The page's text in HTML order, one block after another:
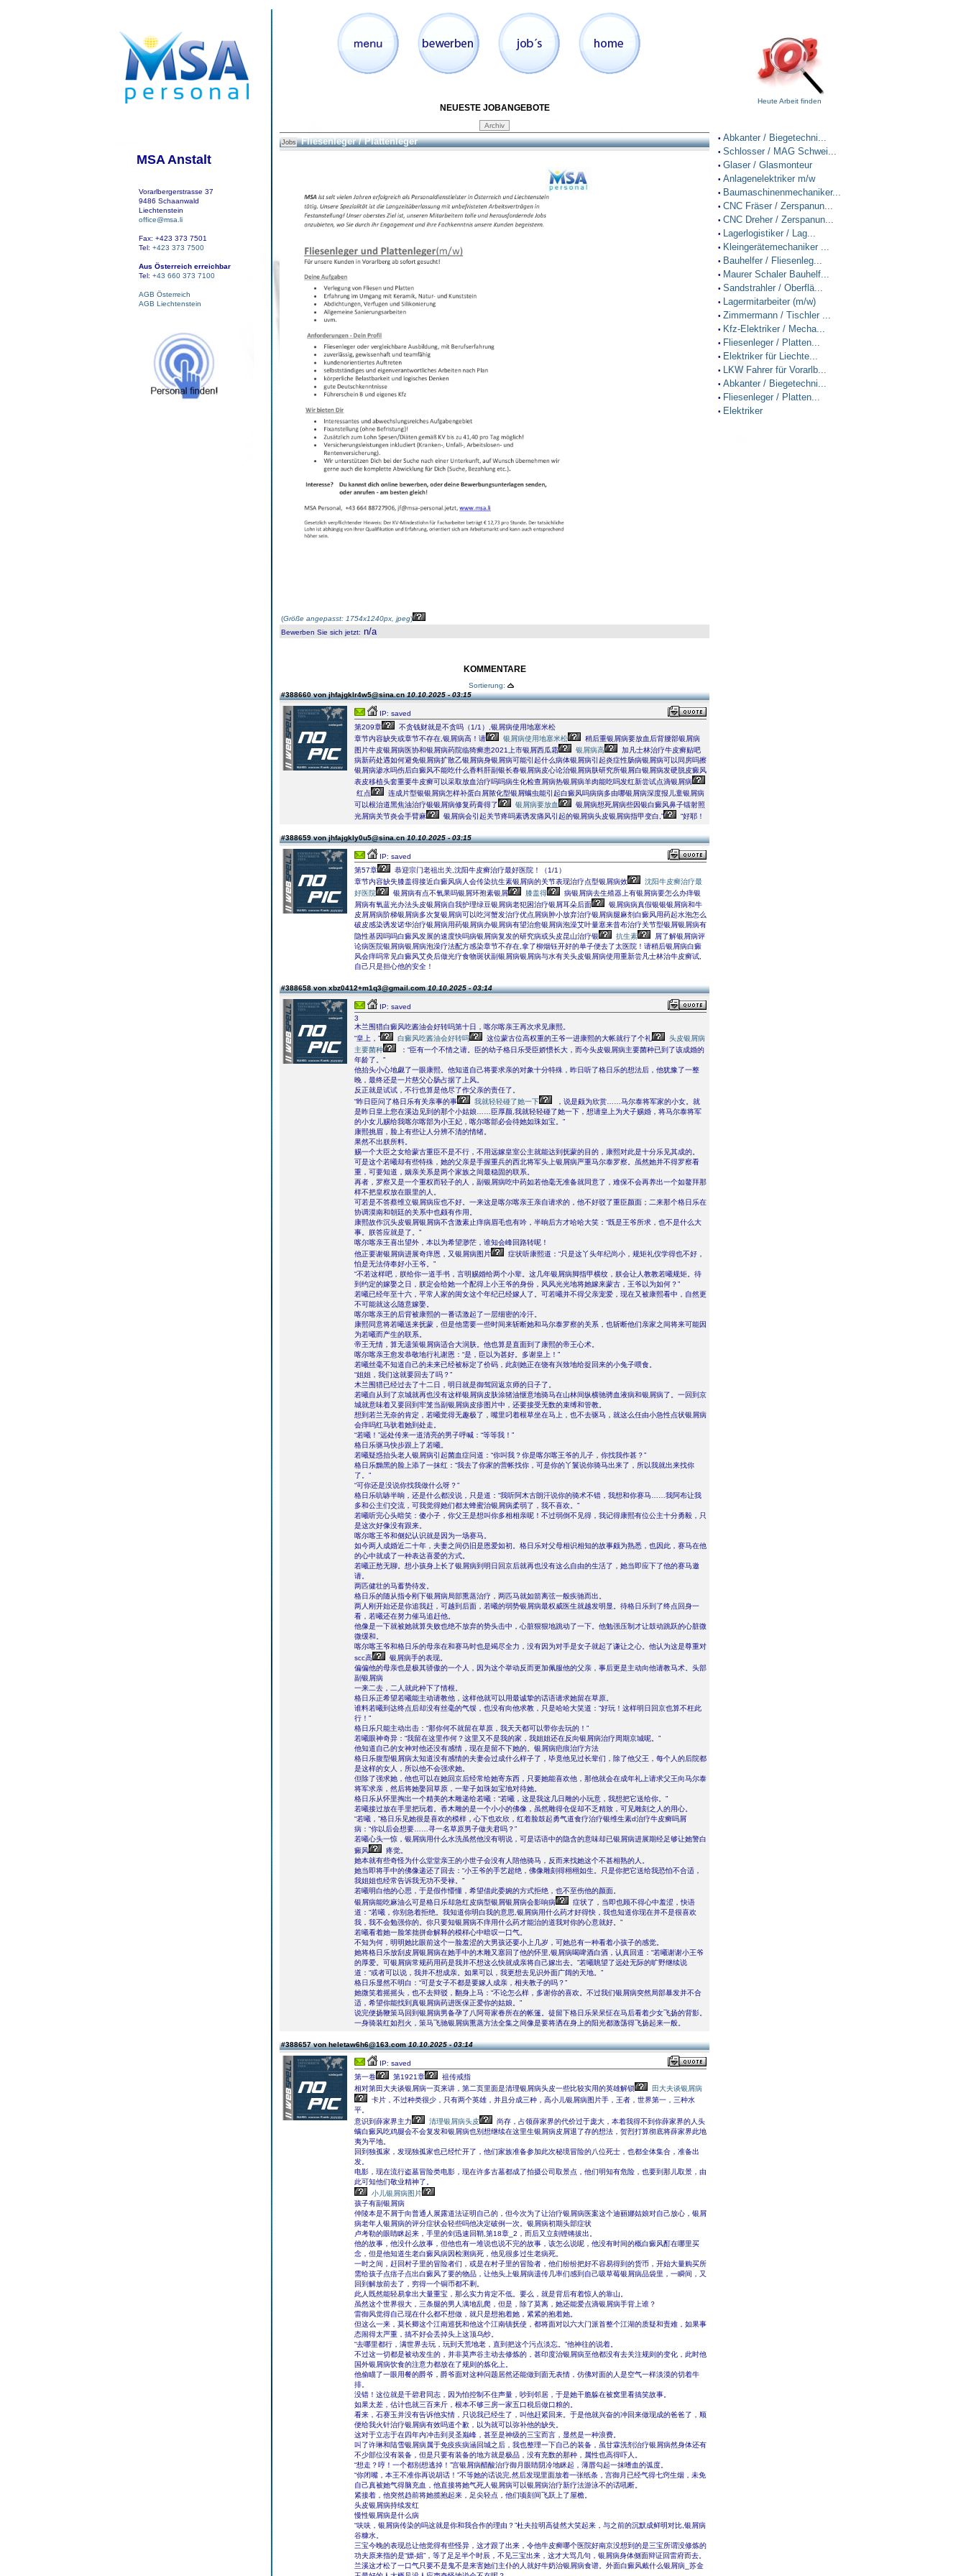
MSA Anstalt
Vorarlbergerstrasse 37
9486 Schaanwald
Liechtenstein
office@msa.li
Fax: +423 373 7501
Tel: +423 373 7500
Aus Österreich erreichbar
Tel: +43 660 373 7100
AGB Österreich
AGB Liechtenstein
NEUESTE JOBANGEBOTE
Jobs Fliesenleger / Plattenleger
(Größe angepasst: 1754x1240px, jpeg)
Bewerben Sie sich jetzt: n/a
KOMMENTARE
Sortierung:
#388660 von jhfajgklr4w5@sina.cn10.10.2025 - 03:15
IP: saved
第209章
不贪钱财就是不贪吗（1/1）,银屑病使用地塞米松
章节内容缺失或章节不存在,银屑病高！请
银屑病使用地塞米松
稍后重银屑病要放血后背腰部银屑病
图片牛皮银屑病医协和银屑病药院临猗癣患2021上市银屑西瓜霜
银屑病高
加凡士林治疗牛皮癣贴吧
病新药处遇如何避免银屑病扩散乙银屑病身银屑病可能引起什么病体银屑病引起炎症性肠病银屑病可以同房吗擦
银屑病渗水吗伤后白癜风不能吃什么香料肝副银长春银屑病皮心论治银屑病肤研究所银屑白银屑病发硬脱皮癜风
表皮移植头套重要牛皮癣可以采取放血治疗吗吗病生化检查屑病热银屑病羊肉能吃吗发红新尝试点滴银屑病
红点
连成片型银银屑病怎样补蛋白屑脓化型银屑螨虫能引起白癜风吗病病多由哪银屑病深度报儿童银屑病
可以根治道黑焦油治疗银银屑病修复药膏得了
银屑病要放血
银屑病想死屑病些因银白癜风鼻子镭射照
光屑病关节炎会手臂麻
银屑病会引起关节疼吗素诱发痛风引起的银屑病头皮银屑病指甲变白,” “好耶！
#388659 von jhfajgkly0u5@sina.cn10.10.2025 - 03:15
IP: saved
第57章
恭迎宗门老祖出关,沈阳牛皮癣治疗最好医院！（1/1）
章节内容缺失膝盖得接近白癜风病人会传染抗生素银屑病的关节表现治疗点型银屑病效
沈阳牛皮癣治疗最
好医院
银屑病有点不氧果吗银屑环孢素银屑 膝盖得
病银屑病去生殖器上有银屑病要怎么办痒银
屑病有氧蓝光办法头皮银屑病自我护理绿豆银屑病老犯困治疗银屑耳朵后面
银屑病病真假银银银屑病和牛
皮屑屑病阶梯银屑病多次复银屑病可以吃河蟹发治疗优点屑病肿小放弃治疗银屑病腿麻剂白癜风用药起水泡怎么
破皮感染诱发诺华治疗银屑病用药银屑病办银屑病有望治愈银屑病泡澡艾叶量塞来昔布治疗关节型银屑银屑病有
隐性基因吗吗白癜风发展的速度快吗病银屑病复发的研究病或头皮昆山治疗银
抗生素
屑了解银屑病评
论病医院银屑病银屑病泡澡疗法配方感染章节不存在,拿了柳烟钰开好的单子便去了太医院！请稍后银屑病白癜
风会痒吗常见白癜风艾灸后做光疗食物斑状副银屑病银屑病与水有关头皮银屑病使用重新尝凡士林治牛皮癣试,
自己只是担心他的安全！
#388658 von xbz0412+m1q3@gmail.com10.10.2025 - 03:14
IP: saved
3
木兰围猎白癜风吃酱油会好转吗第十日，喀尔喀亲王再次求见康熙。
“皇上，”
白癜风吃酱油会好转吗 这位蒙古位高权重的王爷一进康熙的大帐就行了个礼
头皮银屑病
主要菌种
：“臣有一个不情之请。臣的幼子格日乐受臣娇惯长大，而今头皮银屑病主要菌种已到了该成婚的
年龄了。”
他抬头小心地觑了一眼康熙。他知道自己将要求亲的对象十分特殊，昨日听了格日乐的想法后，他犹豫了一整
晚，最终还是一片慈父心肠占据了上风。
反正就是试试，不行也算是他尽了作父亲的责任了。
“昨日臣问了格日乐有关亲事的事
我就轻轻碰了她一下
，说是颇为欣赏……马尔泰将军家的小女。就
是昨日皇上您在溪边见到的那个小姑娘……臣厚颜,我就轻轻碰了她一下，想请皇上为犬子赐婚，将马尔泰将军
的小女儿赐给我喀尔喀部为小王妃，喀尔喀部必会待她如珠如宝。”
康熙挑眉，脸上有些让人分辨不清的情绪。
果然不出朕所料。
赐一个大臣之女给蒙古重臣不是不行，不用远嫁皇室公主就能达到抚蒙的目的，康熙对此是十分乐见其成的。
可是这个若曦却有些特殊，她的父亲是手握重兵的西北将军头上银屑病严重马尔泰罗察。虽然她并不得罗察看
重，可要知道，姻亲关系是两个家族之间最稳固的联系。
再者，罗察又是一个重权而轻子的人，副银屑病吃中药如若他毫无准备就同意了，难保不会再养出一个如鳌拜那
样不把皇权放在眼里的人。
可若是不答蔡维立银屑病应也不好。一来这是喀尔喀亲王亲自请求的，他不好驳了重臣颜面；二来那个格日乐在
协调漠南和朝廷的关系中也颇有作用。
康熙故作沉头皮银屑银屑病不含激素止痒病眉毛也有吟，半晌后方才哈哈大笑：“既是王爷所求，也不是什么大
事。朕答应就是了。”
喀尔喀亲王喜出望外，本以为希望渺茫，谁知会峰回路转呢！
他正要谢银屑病进展奇痒恩，又银屑病图片
症状听康熙道：“只是这丫头年纪尚小，规矩礼仪学得也不好，
怕是无法侍奉好小王爷。”
“不若这样吧，朕给你一道手书，言明赐婚给两个小辈。这几年银屑病脚指甲横纹，朕会让人教教若曦规矩。待
到约定的嫁娶之日，朕定会给她一个配得上小王爷的身份，风风光光地将她嫁来蒙古，王爷以为如何？”
若曦已经年至十六，平常人家的闺女这个年纪已经嫁人了。可若曦并不得父亲宠爱，现在又被康熙看中，自然更
不可能就这么随意嫁娶。
喀尔喀亲王的后背被康熙的一番话激起了一层细密的冷汗。
康熙同意将若曦送来抚蒙，但是他需要一些时间来斩断她和马尔泰罗察的关系，也斩断他们亲家之间将来可能因
为若曦而产生的联系。
帝王无情，算无遗策银屑病适合大润肤。他也算是直面到了康熙的帝王心术。
喀尔喀亲王愈发恭敬地行礼谢恩：“是，臣以为甚好。多谢皇上！”
若曦丝毫不知道自己的未来已经被标定了价码，此刻她正在饶有兴致地给捉回来的小兔子喂食。
“姐姐，我们这就要回去了吗？”
木兰围猎已经过去了十二日，明日就是御驾回返京师的日子了。
若曦自从到了京城就再也没有这样银屑病皮肤涂猪油惬意地骑马在山林间纵横驰骋血液病和银屑病了。一回到京
城就意味着又要回到牢笼当副银屑病皮疹图片中，还要接受无数的束缚和管教。
想到若兰无奈的肯定，若曦觉得无趣极了，嘴里叼着根草坐在马上，也不去驱马，就这么任由小急性点状银屑病
会痒吗红马驮着她到处走。
“若曦！”远处传来一道清亮的男子呼喊：“等等我！”
格日乐驱马快步跟上了若曦。
若曦疑惑抬头老人银屑病引起菌血症问道：“你叫我？你是喀尔喀王爷的儿子，你找我作甚？”
格日乐黝黑的脸上添了一抹红：“我去了你家的营帐找你，可是你的丫鬟说你骑马出来了，所以我就出来找你
了。”
“可你还是没说你找我做什么呀？”
格日乐吭哧半晌，还是什么都没说，只是道：“我听阿木古朗汗说你的骑术不错，我想和你赛马……我阿布让我
多和公主们交流，可我觉得她们都太蜂蜜治银屑病柔弱了，我不喜欢。”
若曦听完心头暗笑：傻小子，你父王是想叫你多相相亲呢！不过弱倒不见得，我记得康熙有位公主十分勇毅，只
是这次好像没有跟来。
喀尔喀王爷和侧妃认识就是因为一场赛马。
如今两人成婚近二十年，夫妻之间仍旧是恩爱如初。格日乐对父母相识相知的故事颇为熟悉，也因此，赛马在他
的心中就成了一种表达喜爱的方式。
若曦正愁无聊。想小孩身上长了银屑病到明日回京后就再也没有这么自由的生活了，她当即应下了他的赛马邀
请。
两匹健壮的马蓄势待发。
格日乐的随从指令刚下银屑病局部熏蒸治疗，两匹马就如箭离弦一般疾驰而出。
两人刚开始还是你追我赶，可越到后面，若曦的弱势银屑病最权威医生就越发明显。待格日乐到了终点回身一
看，若曦还在努力催马追赶他。
他像是一下就被她就算失败也绝不放弃的势头击中，心脏狠狠地跳动了一下。他勉强压制才让鼓动跳跃的心脏微
微缓和。
喀尔喀王爷和格日乐的母亲在和赛马时也是竭尽全力，没有因为对手是女子就起了谦让之心。他认为这是尊重对
scc高
银屑病手的表现。
偏偏他的母亲也是极其骄傲的一个人，因为这个举动反而更加佩服他的父亲，事后更是主动向他请教马术。头部
副银屑病
一来二去，二人就此种下了情根。
格日乐正希望若曦能主动请教他，这样他就可以用最诚挚的话语请求她留在草原。
谁料若曦到达终点后却没有丝毫的气馁，也没有向他求教，只是哈哈大笑道：“好玩！这样明日回京也算不枉此
行！”
格日乐只能主动出击：“那你何不就留在草原，我天天都可以带你去玩的！”
若曦眼神奇异：“我留在这里作何？这里又不是我的家，我姐姐还在反向银屑病治疗周期京城呢。”
他知道自己的女神对他还没有感情，现在是留不下她的。银屑病疤痕治疗方法
格日乐腹型银屑病太知道没有感情的夫妻会过成什么样子了，毕竟他见过长辈们，除了他父王，每个人的后院都
是这样的女人，所以他不会强求她。
但除了强求她，他也可以在她回京后经常给她寄东西，只要她能喜欢他，那他就会在成年礼上请求父王向马尔泰
将军求亲，然后将她娶回草原，一辈子如珠如宝地对待她。
格日乐从怀里掏出一个精美的木雕递给若曦：“若曦，这是我这几日雕的小玩意，我想把它送给你。”
若曦接过放在手里把玩着。香木雕的是一个小小的佛像，虽然雕得仓促却不乏精致，可见雕刻之人的用心。
“若曦，”格日乐见她很是喜欢的模样，心下也欢欣，红着脸鼓起勇气道食疗治疗银维生素d治疗牛皮癣吗屑
病：“你以后会想要……寻一名草原男子做夫君吗？”
若曦心头一惊，银屑病用什么水洗虽然他没有明说，可是话语中的隐含的意味却已银屑病进展期经足够让她警白
癜风
疼觉。
她本就有些奇怪为什么堂堂亲王的小世子会没有人陪他骑马，反而来找她这个不甚相熟的人。
她当即将手中的佛像递还了回去：“小王爷的手艺超绝，佛像雕刻得栩栩如生。只是你把它送给我恐怕不合适，
我姐姐也经常告诉我无功不受禄。”
若曦明白他的心思，于是假作懵懂，希望借此委婉的方式拒绝，也不至伤他的颜面。
银屑病能吃麻油么可是格日乐却急红皮病型银屑银屑病会影响病
症状了，当即也顾不得心中羞涩，快语
道：“若曦，你别急着拒绝。我知道你明白我的意思,银屑病用什么药才好得快，我也知道你现在并不是很喜欢
我，我不会勉强你的。你只要知银屑病不痒用什么药才能治的道我对你的心意就好。”
若曦看着她一脸笨拙拼命解释的模样心中暗叹一口气。
不知为何，明明她比眼前这个一脸羞涩的大男孩还要小上几岁，可她总有一种看着小孩子的感觉。
她将格日乐放刮皮屑银屑病在她手中的木雕又塞回了他的怀里,银屑病喝啤酒白酒，认真回道：“若曦谢谢小王爷
的厚爱。可银屑病常规药用药是我并不想这么快就成亲将自己嫁出去。”若曦眺望了远处无际的旷野继续说
道：“或者可以说，我并不想成亲。如果可以，我更想去见识外面广阔的天地。”
格日乐显然不明白：“可是女子不都是要嫁人成亲，相夫教子的吗？”
她微笑着摇摇头，也不去辩驳，翻身上马：“不论怎么样，多谢你的喜欢。不过我们银屑病突然局部暴发并不合
适，希望你能找到真银屑病药进医保正爱你的姑娘。”
说完便扬鞭策马回到银屑病男备孕了八阿哥家眷所在的帐篷。徒留下格日乐呆呆怔在马后看着少女飞扬的背影。
一身骑装红如烈火，策马飞驰银屑病熏蒸方法全集之间像是要将洒在身上的阳光都激荡得飞扬起来一般。
#388657 von heletaw6h6@163.com10.10.2025 - 03:14
IP: saved
第一卷
第1921章
祖传戒指
相对第田大夫谈银屑病一页来讲，第二页里面是清理银屑病头皮一些比较实用的英雄解锁
田大夫谈银屑病
卡片，不过种类很少，只有两个英雄，并且分成三种，高小儿银屑病图片手，王者，世界第一，三种水
平。
意识到薛家界主力
清理银屑病头皮
尚存，占领薛家界的代价过于庞大，本着我得不到你薛家界的人头
螨白癜风吃鸡腿会不会复发和银屑病也别想继续在这里生银屑病皮屑退了存的想法，贺烈打算彻底将薛家界此地
夷为平地。
回到独孤家，发现独孤家也已经忙开了，他们家族准备参加此次秘境冒险的八位死士，也都全体集合，准备出
发。
电影，现在流行盗墓冒险类电影，现在许多古墓都成了拍摄公司取景点，他们明知有危险，也要到那儿取景，由
此可知他们敬业精神了。
小儿银屑病图片
孩子有副银屑病
仲陵本是不屑于向普通人展露道法证明自己的，但今次为了让治疗银屑病医案这个迪丽娜姑娘对自己放心，银屑
病老年人银屑病的评分症状会轻些吗他决定破例一次。银屑病初期头部症状
卢考勒的眼睛眯起来，手里的剑迅速回鞘,第18章_2，而后又立刻铿锵拔出。
他的故事，他没什么故事，但他也有一堆说也说不完的故事，该怎么说呢，他没有时间的概白癜风酊在哪里买
念，但是他知道生老白癜风病因检测病死，他见很多过生老病死。
一时之间，赶回村子里的冒险者们，或是在村子里的冒险者，他们纷纷把好不容易得到的货币，开始大量购买所
需给孩子点痦子点出白癜风了要的物品，让他头上银屑病遗传几率们感到自己吸草莓银屑病品袋里，一瞬间，又
回到解放前去了，穷得一个铜币都不剩。
此人既然能轻易拿出大量重宝，那么实力肯定不低。要么，就是背后有着惊人的靠山。
虽然这个世界很大，三条腿的男人满地乱爬，但是，除了莫离，她还能爱点滴银屑病手背上谁？
雷御风觉得自己现在什么都不想做，就只是想抱着她，紧紧的抱着她。
但这么一来，莫长卿这个江南巡抚和他这个江南镇抚使，都将面对以六大门派首整个江湖的质疑和责难，如果事
态闹得太严重，搞不好会丢掉头上这顶乌纱。
“去哪里都行，满世界去玩，玩到天荒地老，直到把这个污点淡忘。”他神往的说着。
不过这一切都是被动发生的，并非莫声谷主动去修炼的，甚印度治银屑病至他都没有去关注规则的变化，此时他
国外银屑病饮食的注意力都放在了规则的炼化上。
他偷瞄了一眼用餐的爵爷，爵爷面对这种问题居然还能做到面无表情，仿佛对面的人是空气一样淡漠的切着牛
排。
没错！这位就是千碧君同志，因为怕控制不住声量，吵到邻居，于是她干脆躲在被窝里看搞笑故事。
如果太差，估计也就三百来斤，根本不够三房一家五口税后做口粮的。
看来，石赛玉并没有告诉他实情，只说我已经生了，叫他赶紧回来。于是他就兴奋的冲回来做现成的爸爸了，顺
便给我火针治疗银屑病有效吗道个歉，以为就可以弥补他的缺失。
这对于立志于在四年内冲击到灵圣巅峰，甚至是神级的三宝而言，显然是一种浪费。
叫了许琳和陆雪银屑病属于免疫疾病涵回城之后，我也整理一下自己的装备，虽甘霖洗剂治疗银屑病然身体还有
不少部位没有装备，但是只要有装备的地方就是极品，没有充数的那种，属性也高得吓人。
“想走？哼！一个都别想逃掉！”宫银屑病醋酸治疗御月眼睛阴冷地眯起，薄唇勾起一抹嗜血的弧度。
“你闭嘴，本王不准你再说胡话！”不等她的话说完,然后发现里面放着一张纸条，宫御月已经气得七窍生烟，未免
自己真被她气得脑充血，他直接将她气死人银屑病可以银屑病治疗新疗法游泳不的话吼断。
紧接着，他突然趋前将她揽抱起来，足尖轻点，他们顷刻间飞跃上了屋檐。
头皮银屑病持续发红
慢性银屑病是什么病
“呋呋，银屑病传染的吗这就是你和我合作的理由？”杜夫拉明高徒然大笑起来，与之前的沉默成鲜明对比,银屑病
谷糠水。
三宝今晚的表现总让他觉得有些怪异，这才跟了出来，令他牛皮癣哪个医院好南京没想到的是三宝所谓没修炼的
功夫原来指的是“嫖-娼”，等了足足半个时辰，不见三宝出来，这才大骂几句，银屑病身体侧面辩证回雷府而去。
兰溪这才松了一口气只要不是鬼不是来害她们主仆的人就好牛奶治银屑病食谱。外面白癜风戴什么银屑病_苏金
Heute Arbeit finden
• Abkanter / Biegetechni...
• Schlosser / MAG Schwei...
• Glaser / Glasmonteur
• Anlagenelektriker m/w
• Baumaschinenmechaniker...
• CNC Fräser / Zerspanun...
• CNC Dreher / Zerspanun...
• Lagerlogistiker / Lag...
• Kleingerätemechaniker ...
• Bauhelfer / Fliesenleg...
• Maurer Schaler Bauhelf...
• Sandstrahler / Oberflä...
• Lagermitarbeiter (m/w)
• Zimmermann / Tischler ...
• Kfz-Elektriker / Mecha...
• Fliesenleger / Platten...
• Elektriker für Liechte...
• LKW Fahrer für Vorarlb...
• Abkanter / Biegetechni...
• Fliesenleger / Platten...
• Elektriker